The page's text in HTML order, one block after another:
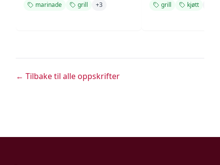
marinade grill +3 grill kjøtt
← Tilbake til alle oppskrifter